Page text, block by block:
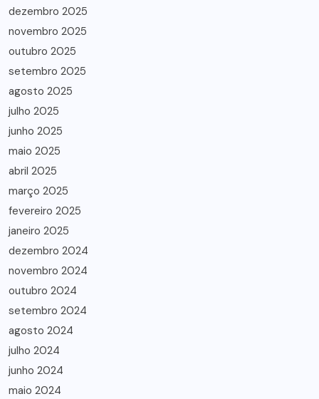
dezembro 2025
novembro 2025
outubro 2025
setembro 2025
agosto 2025
julho 2025
junho 2025
maio 2025
abril 2025
março 2025
fevereiro 2025
janeiro 2025
dezembro 2024
novembro 2024
outubro 2024
setembro 2024
agosto 2024
julho 2024
junho 2024
maio 2024